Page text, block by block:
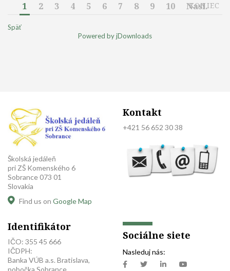
1 2 3 4 5 6 7 8 9 10 Nasl.
KONIEC
Späť
Powered by jDownloads
Školská jedáleň
pri ZŠ Komenského 6
Sobrance 073 01
Slovakia
Find us on Google Map
Kontakt
+421 56 652 30 38
Identifikátor
IČO: 355 45 666
IČDPH:
Banka VÚB a.s. Bratislava,
Sociálne siete
Nasleduj nás: